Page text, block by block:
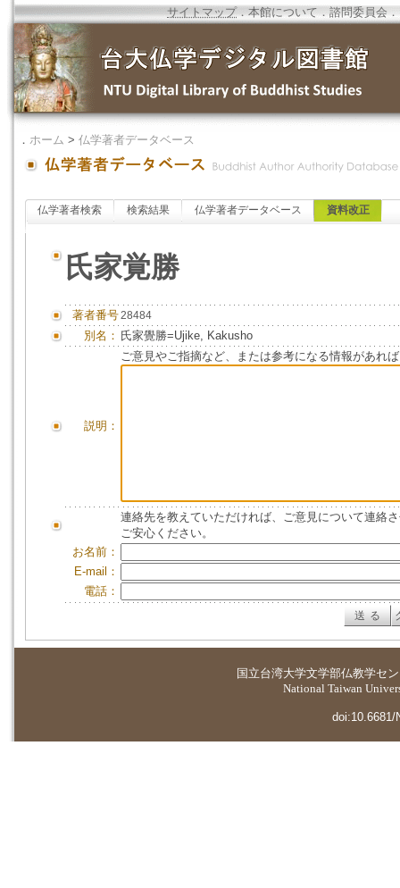
サイトマップ．本館について ．諮問委員会 ．
． ホーム > 仏学著者データベース
仏学著者検索 検索結果 仏学著者データベース 資料改正
氏家覚勝
著者番号28484
別名： 氏家覺勝=Ujike, Kakusho
説明：
ご意見やご指摘など、または参考になる情報があれ
連絡先を教えていただければ、ご意見について連絡
ご安心ください。
お名前：
E-mail：
電話：
国立台湾大学文学部仏教学セ
National Taiwan
doi:10.6681/